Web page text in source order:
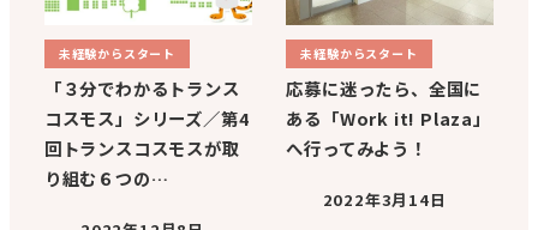
未経験からスタート
「３分でわかるトランス
コスモス」シリーズ／第4
回トランスコスモスが取
り組む６つの…
未経験からスタート
応募に迷ったら、全国に
ある「Work it! Plaza」
へ行ってみよう！
2022年3月14日